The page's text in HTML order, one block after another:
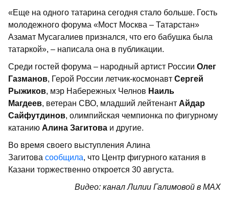
«Еще на одного татарина сегодня стало больше. Гость
молодежного форума «Мост Москва – Татарстан»
Азамат Мусагалиев признался, что его бабушка была
татаркой», – написала она в публикации.
Среди гостей форума – народный артист России Олег
Газманов, Герой России летчик-космонавт Сергей
Рыжиков, мэр Набережных Челнов Наиль
Магдеев, ветеран СВО, младший лейтенант Айдар
Сайфутдинов, олимпийская чемпионка по фигурному
катанию Алина Загитова и другие.
Во время своего выступления Алина
Загитова сообщила, что Центр фигурного катания в
Казани торжественно откроется 30 августа.
Видео: канал Лилии Галимовой в МАХ